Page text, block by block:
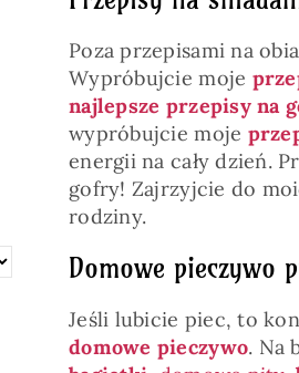
Poza przepisami na
Wypróbujcie moje
najlepsze przepisy na
wypróbujcie moje
energii na cały dzień.
gofry! Zajrzyjcie do
rodziny.
Domowe pieczywo
Jeśli lubicie piec, to
domowe pieczywo. Na